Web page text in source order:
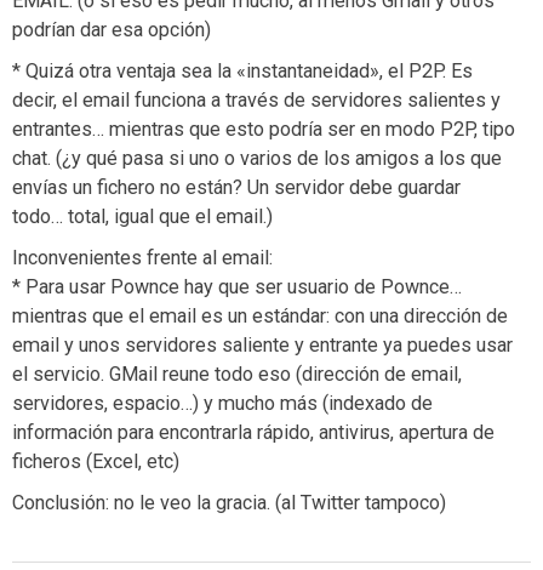
podrían dar esa opción)
* Quizá otra ventaja sea la «instantaneidad», el P2P. Es
decir, el email funciona a través de servidores salientes y
entrantes… mientras que esto podría ser en modo P2P, tipo
chat. (¿y qué pasa si uno o varios de los amigos a los que
envías un fichero no están? Un servidor debe guardar
todo… total, igual que el email.)
Inconvenientes frente al email:
* Para usar Pownce hay que ser usuario de Pownce…
mientras que el email es un estándar: con una dirección de
email y unos servidores saliente y entrante ya puedes usar
el servicio. GMail reune todo eso (dirección de email,
servidores, espacio…) y mucho más (indexado de
información para encontrarla rápido, antivirus, apertura de
ficheros (Excel, etc)
Conclusión: no le veo la gracia. (al Twitter tampoco)